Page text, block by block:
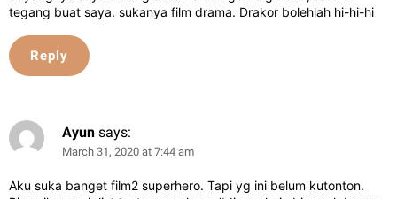
tegang buat saya. sukanya film drama. Drakor bolehlah hi-hi-hi
Reply
Ayun says:
March 31, 2020 at 7:44 am
Aku suka banget film2 superhero. Tapi yg ini belum kutonton.